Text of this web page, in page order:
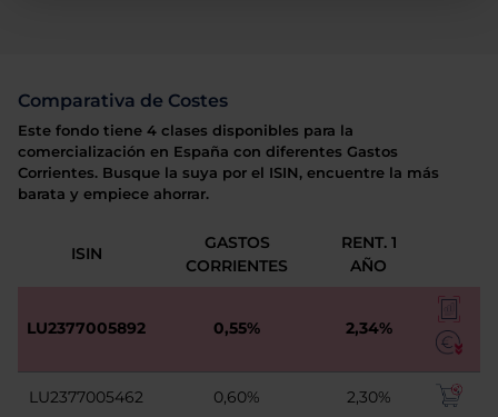
Comparativa de Costes
Este fondo tiene 4 clases disponibles para la
comercialización en España con diferentes Gastos
Corrientes. Busque la suya por el ISIN, encuentre la más
barata y empiece ahorrar.
ISIN
GASTOS
CORRIENTES
RENT. 1
AÑO
LU2377005892 0,55% 2,34%
LU2377005462 0,60% 2,30%